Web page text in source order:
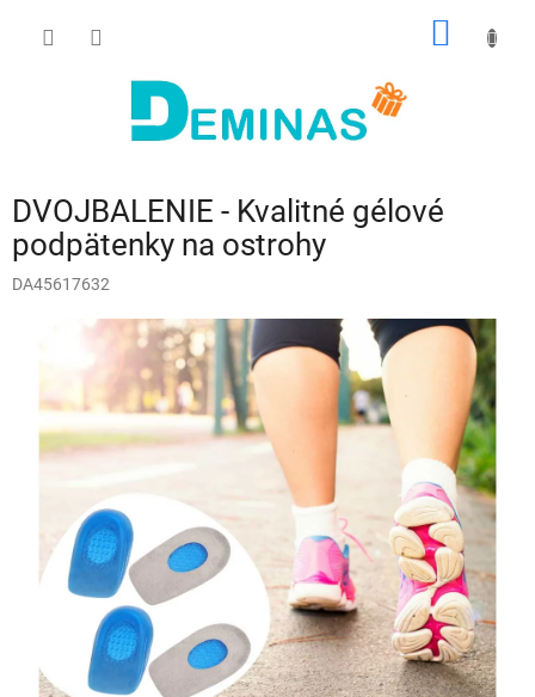
DVOJBALENIE - Kvalitné gélové
podpätenky na ostrohy
DA45617632